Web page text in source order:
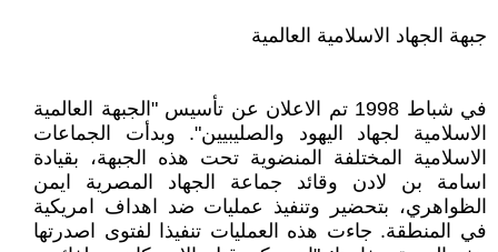
جبهة الجهاد الاسلامية العالمية
في شباط 1998 تم الاعلان عن تأسيس "الجبهة العالمية
الاسلامية لجهاد اليهود والصليبيين". وبدأت الجماعات
الاسلامية المختلفة المنضوية تحت هذه الجبهة، بقيادة
اسامة بن لادن وقائد جماعة الجهاد المصرية ايمن
الظواهري، بتحضير وتنفيذ عمليات ضد اهداف امريكية
في المنطقة. جاءت هذه العمليات تنفيذا لفتوى اصدرتها